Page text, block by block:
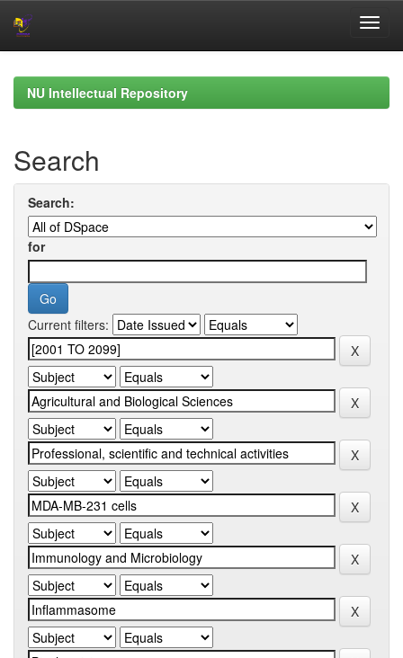
navigationNU Intellectual Repository
Search
Search:
for
Current filters: